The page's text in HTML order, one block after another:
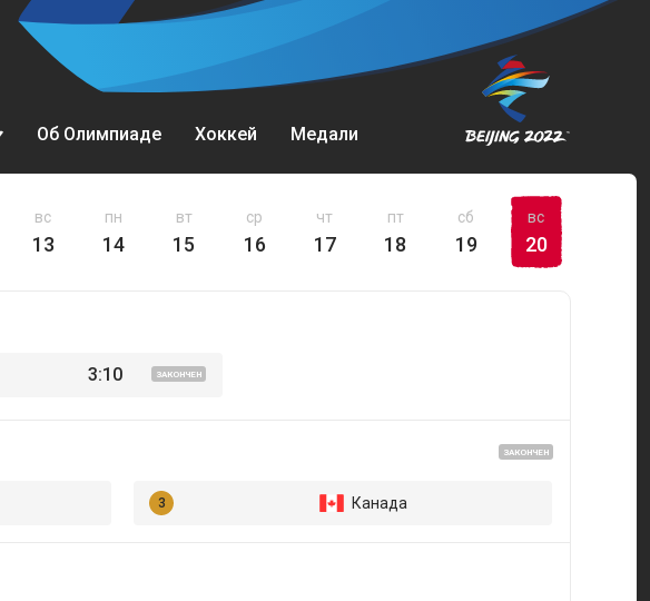
Об Олимпиаде Хоккей Медали
вс
13
пн
14
вт
15
ср
16
чт
17
пт
18
сб
19
вс
20
3:10 ЗАКОНЧЕН
ЗАКОНЧЕН
Канада